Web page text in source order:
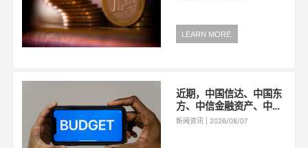
项密集推进，年内回购总
金额已超5亿元。受访专
LEARN MORE
近期，中国信达、中国东
方、中信金融资产、中国
长城资产、中国银河资产
新闻资讯 | 2026/08/07